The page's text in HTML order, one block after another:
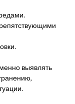
выявлять